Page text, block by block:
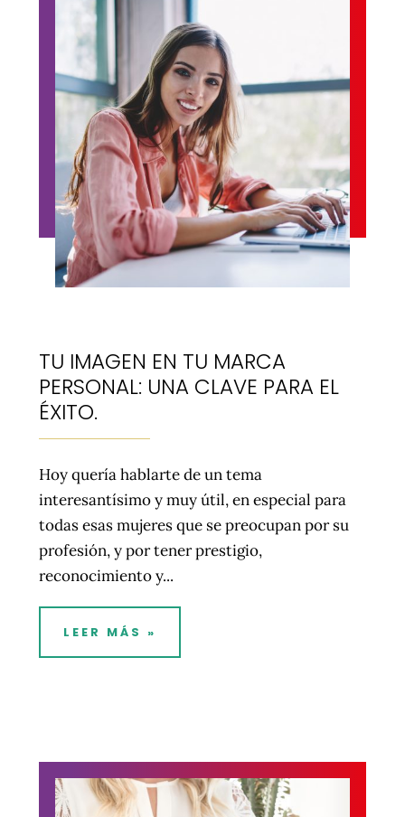
TU IMAGEN EN TU MARCA
PERSONAL: UNA CLAVE PARA EL
ÉXITO.
Hoy quería hablarte de un tema
interesantísimo y muy útil, en especial para
todas esas mujeres que se preocupan por su
profesión, y por tener prestigio,
reconocimiento y...
LEER MÁS »